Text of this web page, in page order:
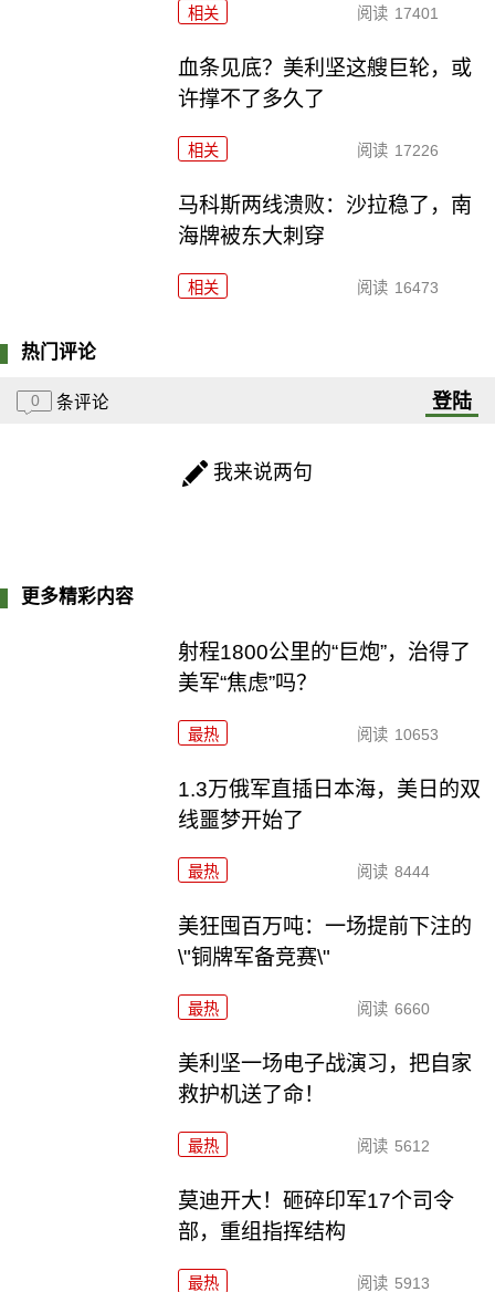
相关 阅读 17401
血条见底？美利坚这艘巨轮，或
许撑不了多久了
相关 阅读 17226
马科斯两线溃败：沙拉稳了，南
海牌被东大刺穿
相关 阅读 16473
热门评论
0 条评论 登陆
我来说两句
更多精彩内容
射程1800公里的“巨炮”，治得了
美军“焦虑”吗？
最热 阅读 10653
1.3万俄军直插日本海，美日的双
线噩梦开始了
最热 阅读 8444
美狂囤百万吨：一场提前下注的
\"铜牌军备竞赛\"
最热 阅读 6660
美利坚一场电子战演习，把自家
救护机送了命！
最热 阅读 5612
莫迪开大！砸碎印军17个司令
部，重组指挥结构
最热 阅读 5913